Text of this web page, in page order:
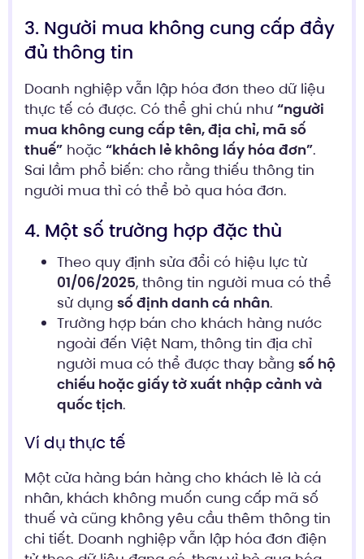
3. Người mua không cung cấp đầy
đủ thông tin
Doanh nghiệp vẫn lập hóa đơn theo dữ liệu
thực tế có được. Có thể ghi chú như “người
mua không cung cấp tên, địa chỉ, mã số
thuế” hoặc “khách lẻ không lấy hóa đơn”.
Sai lầm phổ biến: cho rằng thiếu thông tin
người mua thì có thể bỏ qua hóa đơn.
4. Một số trường hợp đặc thù
Theo quy định sửa đổi có hiệu lực từ
01/06/2025, thông tin người mua có thể
sử dụng số định danh cá nhân.
Trường hợp bán cho khách hàng nước
ngoài đến Việt Nam, thông tin địa chỉ
người mua có thể được thay bằng số hộ
chiếu hoặc giấy tờ xuất nhập cảnh và
quốc tịch.
Ví dụ thực tế
Một cửa hàng bán hàng cho khách lẻ là cá
nhân, khách không muốn cung cấp mã số
thuế và cũng không yêu cầu thêm thông tin
chi tiết. Doanh nghiệp vẫn lập hóa đơn điện